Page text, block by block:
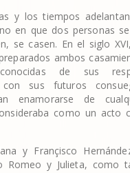
y los tiempos
en que dos personas
se casen. En el siglo
ambos
de sus
con sus futuros
enamorarse de
como un acto
y Françisco
Romeo y Julieta, como